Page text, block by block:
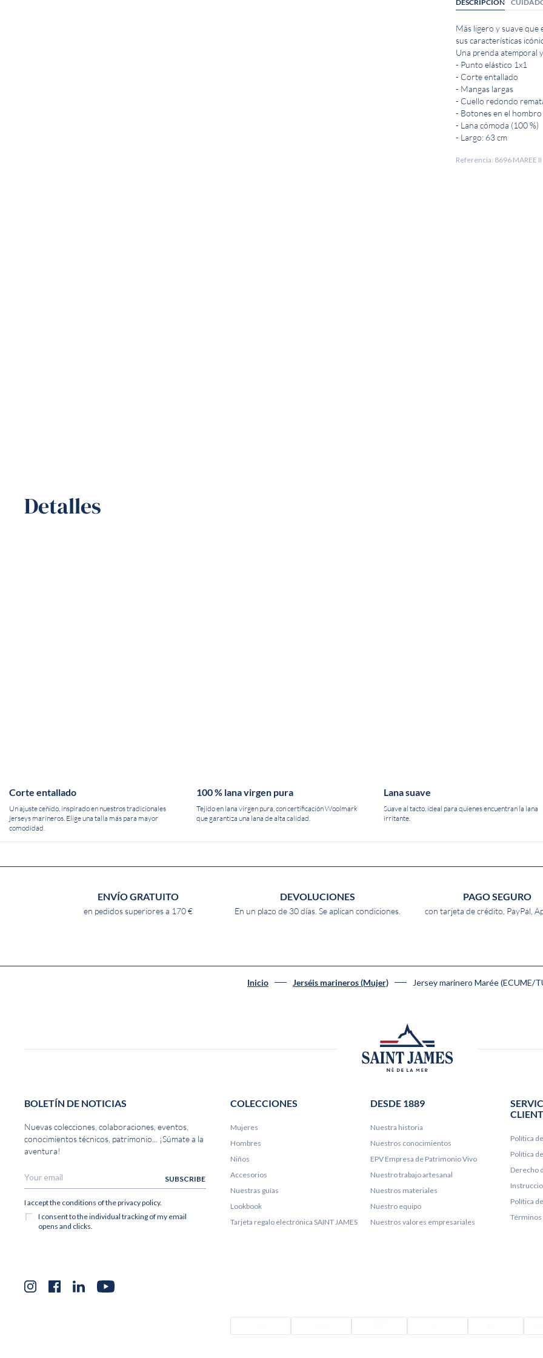
DESCRIPCIÓN
Más ligero y suave
sus características
Una prenda atemporal
- Punto elástico 1x1
- Corte entallado
- Mangas largas
- Cuello redondo
- Botones en el
- Lana cómoda (100 %)
- Largo: 63 cm
Referencia: 8696 MAREE
Detalles
Corte entallado
Un ajuste ceñido, inspirado en nuestros tradicionales
jerseys marineros. Elige una talla más para mayor
comodidad.
100 % lana virgen pura
Tejido en lana virgen pura, con certificación Woolmark
que garantiza una lana de alta calidad.
Lana suave
Suave al tacto, ideal para quienes encuentran la lana
irritante.
ENVÍO GRATUITO
en pedidos superiores a 170 €
DEVOLUCIONES
En un plazo de 30 días. Se aplican condiciones.
PAGO SEGURO
con tarjeta de crédito, PayPal,
Inicio Jerséis marineros (Mujer) Jersey marinero Marée (ECUME/
BOLETÍN DE NOTICIAS
Nuevas colecciones, colaboraciones, eventos,
conocimientos técnicos, patrimonio... ¡Súmate a la
aventura!
InstagramFacebookLinkedInYouTube
COLECCIONES
Mujeres
Hombres
Niños
Accesorios
Nuestras guías
Lookbook
Tarjeta regalo electrónica SAINT JAMES
DESDE 1889
Nuestra historia
Nuestros conocimientos
EPV Empresa de Patrimonio Vivo
Nuestro trabajo artesanal
Nuestros materiales
Nuestro equipo
Nuestros valores empresariales
Política
Política
Derecho
Política
Términos